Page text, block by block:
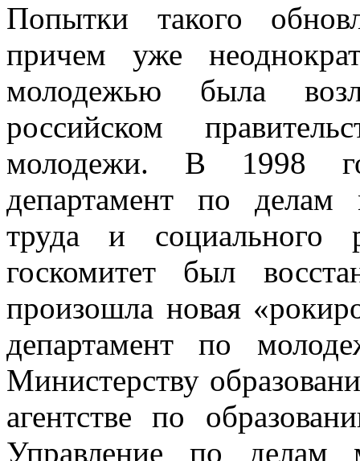
Попытки такого
причем уже
молодежью была
российском
молодежи. В 1998
департамент по делам
труда и социального
госкомитет был
произошла новая
департамент по
Министерству
агентстве по
Управление по делам